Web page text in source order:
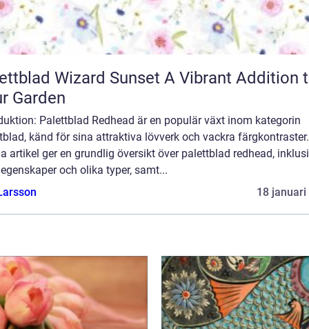
Wizard Sunset A Vibrant Addition to
Garden
Palettblad Redhead är en populär växt inom kategorin
känd för sina attraktiva lövverk och vackra färgkontraster.
artikel ger en grundlig översikt över palettblad redhead,
och olika typer, samt...
18 januari